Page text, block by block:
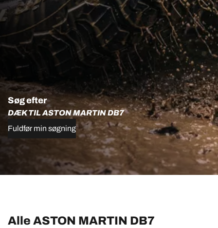
Søg efter
DÆK TIL ASTON MARTIN DB7
Fuldfør min søgning
Alle ASTON MARTIN DB7